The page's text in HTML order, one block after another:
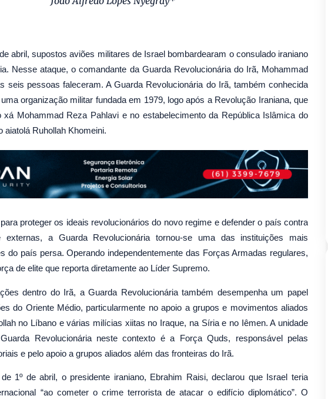
abril, supostos aviões militares de Israel bombardearam o consulado iraniano
Nesse ataque, o comandante da Guarda Revolucionária do Irã, Mohammad
seis pessoas faleceram. A Guarda Revolucionária do Irã, também conhecida
organização militar fundada em 1979, logo após a Revolução Iraniana, que
xá Mohammad Reza Pahlavi e no estabelecimento da República Islâmica do
aiatolá Ruhollah Khomeini.
proteger os ideais revolucionários do novo regime e defender o país contra
externas, a Guarda Revolucionária tornou-se uma das instituições mais
do país persa. Operando independentemente das Forças Armadas regulares,
de elite que reporta diretamente ao Líder Supremo.
dentro do Irã, a Guarda Revolucionária também desempenha um papel
do Oriente Médio, particularmente no apoio a grupos e movimentos aliados
no Líbano e várias milícias xiitas no Iraque, na Síria e no Iêmen. A unidade
Revolucionária neste contexto é a Força Quds, responsável pelas
e pelo apoio a grupos aliados além das fronteiras do Irã.
1º de abril, o presidente iraniano, Ebrahim Raisi, declarou que Israel teria
“ao cometer o crime terrorista de atacar o edifício diplomático”. O